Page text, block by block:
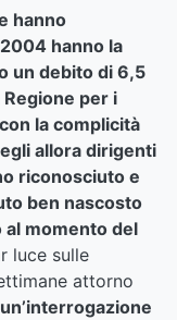
hanno
hanno la
un debito di 6,5
per i
la complicità
allora dirigenti
riconosciuto e
ben nascosto
momento del
luce sulle
attorno
un’interrogazione